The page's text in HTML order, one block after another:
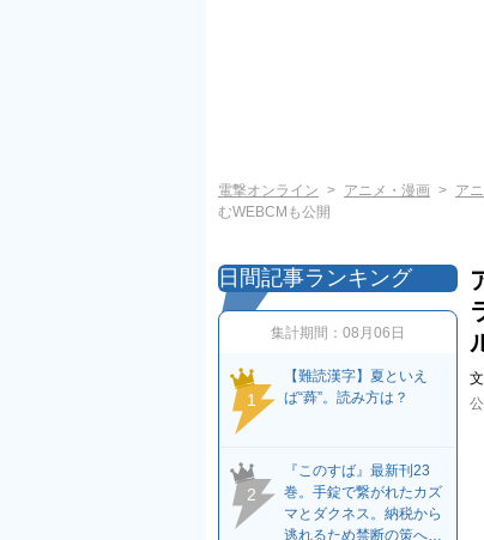
電撃オンライン アニメ・漫画 ア
むWEBCMも公開
文
日間記事ランキング
集計期間： 08月06日
1
【難読漢字】夏といえ
ば“蕣”。読み方は？
2
『このすば』最新刊23
巻。手錠で繋がれたカズ
マとダクネス。納税から
逃れるため禁断の策へ…